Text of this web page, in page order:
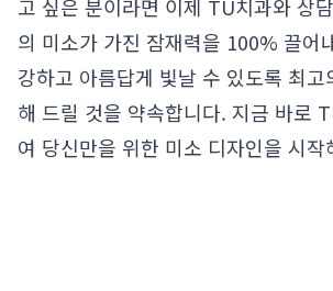
고 싶은 분이라면 이제 TU치과와 상
의 미소가 가진 잠재력을 100% 끌어
강하고 아름답게 빛날 수 있도록 최고
해 드릴 것을 약속합니다. 지금 바로
여 당신만을 위한 미소 디자인을 시작